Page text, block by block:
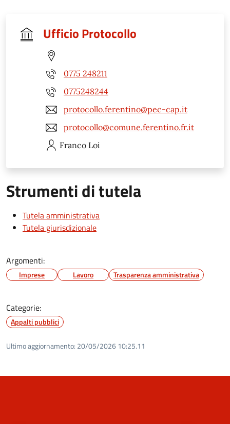
Ufficio Protocollo
0775 248211
0775248244
protocollo.ferentino@pec-cap.it
protocollo@comune.ferentino.fr.it
Franco Loi
Strumenti di tutela
Tutela amministrativa
Tutela giurisdizionale
Argomenti:
Imprese Lavoro Trasparenza amministrativa
Categorie:
Appalti pubblici
Ultimo aggiornamento: 20/05/2026 10:25.11